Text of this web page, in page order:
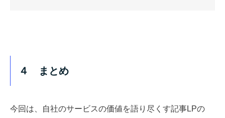
４ まとめ
今回は、自社のサービスの価値を語り尽くす記事LPの